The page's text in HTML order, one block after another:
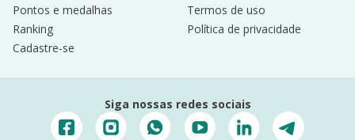
Pontos e medalhas
Ranking
Cadastre-se
Termos de uso
Política de privacidade
Siga nossas redes sociais